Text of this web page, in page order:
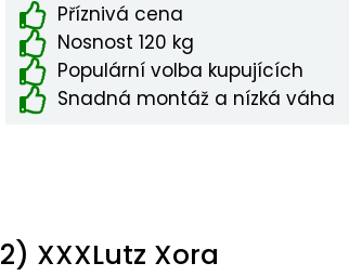
Příznivá cena
Nosnost 120 kg
Populární volba kupujících
Snadná montáž a nízká váha
2) XXXLutz Xora